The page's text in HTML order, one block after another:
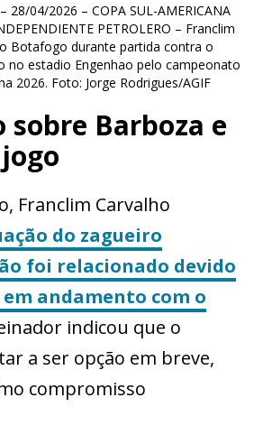
– 28/04/2026 – COPA SUL-AMERICANA
PETROLERO – Franclim
Botafogo durante partida contra o
no estadio Engenhao pelo campeonato
2026. Foto: Jorge Rodrigues/AGIF
sobre Barboza e
Franclim Carvalho
do zagueiro
foi relacionado devido
em andamento com o
indicou que o
a ser opção em breve,
compromisso